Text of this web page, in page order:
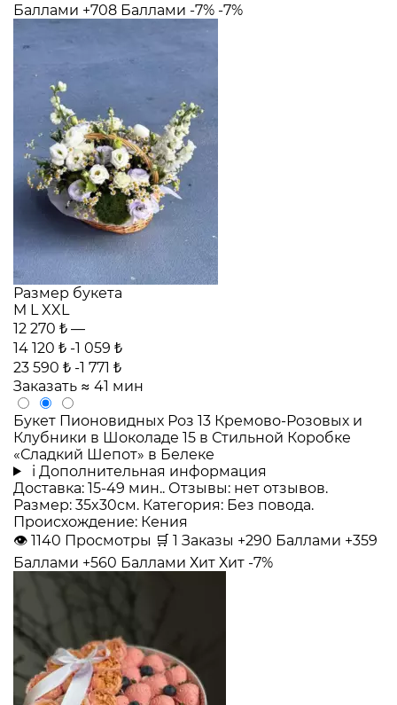
Баллами +708 Баллами -7% -7%
Размер букета
M L XXL
12 270 ₺ —
14 120 ₺ -1 059 ₺
23 590 ₺ -1 771 ₺
Заказать ≈ 41 мин
Букет Пионовидных Роз 13 Кремово-Розовых и
Клубники в Шоколаде 15 в Стильной Коробке
«Сладкий Шепот» в Белеке
i Дополнительная информация
Доставка: 15-49 мин.. Отзывы: нет отзывов.
Размер: 35x30см. Категория: Без повода.
Происхождение: Кения
👁 1140 Просмотры 🛒 1 Заказы +290 Баллами +359
Баллами +560 Баллами Хит Хит -7%